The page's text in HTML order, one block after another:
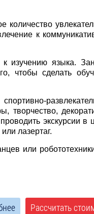
количество
к
изучению языка.
чтобы сделать
творчество,
экскурсии в
лазертаг.
или
Рассчитать